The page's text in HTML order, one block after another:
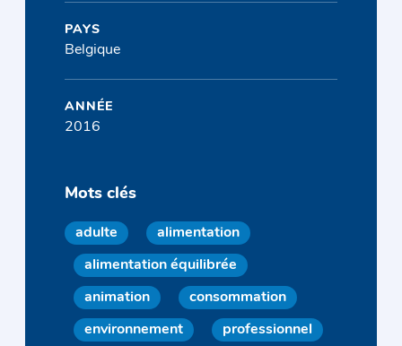
PAYS
Belgique
ANNÉE
2016
Mots clés
adulte alimentation
alimentation équilibrée
animation consommation
environnement professionnel